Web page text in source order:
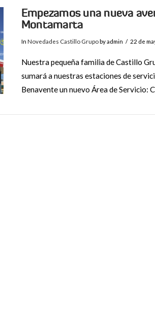
Empezamos una nueva
Montamarta
In Novedades Castillo Grupoby admin 22 de
Nuestra pequeña familia de Castillo
sumará a nuestras estaciones de
Benavente un nuevo Área de